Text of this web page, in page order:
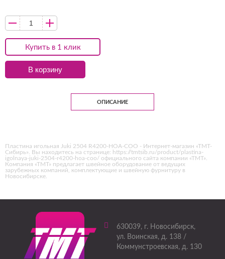
Купить в 1 клик
В корзину
ОПИСАНИЕ
Пластина игольная Juki 2504 R4200-HOA-COO - Интернет-магазин «ТМТ-
Сибирь». Вы находитесь на странице: https://tmtsib.ru/product/plastina-
igolnaya-juki-2504-r4200-hoa-coo/ официального сайта компании «ТМТ».
Компания «ТМТ» предлагает швейное оборудование от ведущих
зарубежных компаний, комплектующие и швейную фурнитуру в
Новосибирске.
630039, г. Новосибирск,
ул. Воинская, д. 138 /
Коммунстроевская, д. 130